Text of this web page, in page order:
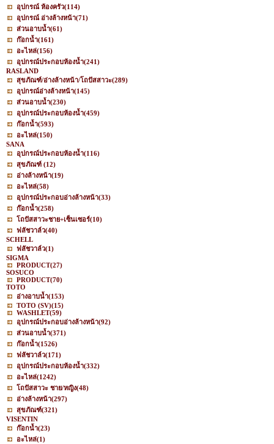
อุปกรณ์ ห้องครัว(114)
อุปกรณ์ อ่างล้างหน้า(71)
ส่วนอาบน้ำ(61)
ก๊อกน้ำ(161)
อะไหล่(156)
อุปกรณ์ประกอบห้องน้ำ(241)
RASLAND
สุขภัณฑ์/อ่างล้างหน้า/โถปัสสาวะ(289)
อุปกรณ์อ่างล้างหน้า(145)
ส่วนอาบน้ำ(230)
อุปกรณ์ประกอบห้องน้ำ(459)
ก๊อกน้ำ(593)
อะไหล่(150)
SANA
อุปกรณ์ประกอบห้องน้ำ(116)
สุขภัณฑ์ (12)
อ่างล้างหน้า(19)
อะไหล่(58)
อุปกรณ์ประกอบอ่างล้างหน้า(33)
ก๊อกน้ำ(258)
โถปัสสาวะชาย+เซ็นเซอร์(10)
ฟลัชวาล์ว(40)
SCHELL
ฟลัชวาล์ว(1)
SIGMA
PRODUCT(27)
SOSUCO
PRODUCT(70)
TOTO
อ่างอาบน้ำ(153)
TOTO (SV)(15)
WASHLET(59)
อุปกรณ์ประกอบอ่างล้างหน้า(92)
ส่วนอาบน้ำ(371)
ก๊อกน้ำ(1526)
ฟลัชวาล์ว(171)
อุปกรณ์ประกอบห้องน้ำ(332)
อะไหล่(1242)
โถปัสสาวะ ชาย/หญิง(48)
อ่างล้างหน้า(297)
สุขภัณฑ์(321)
VISENTIN
ก๊อกน้ำ(23)
อะไหล่(1)